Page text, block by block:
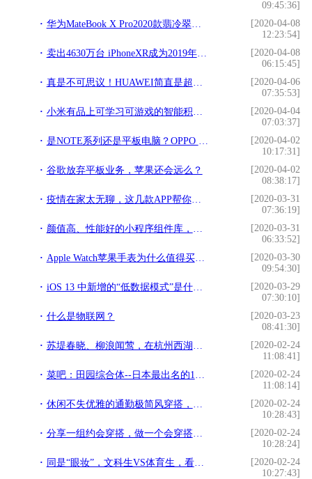
09:45:36]
华为MateBook X Pro2020款翡冷翠色全球首发 惊艳全场
[2020-04-08
12:23:54]
卖出4630万台 iPhoneXR成为2019年最畅销的手机
[2020-04-08
06:15:45]
真是不可思议！HUAWEI简直是超级强大
[2020-04-06
07:35:53]
小米有品上可学习可游戏的智能积木，魔粒小木机器人
[2020-04-04
07:03:37]
是NOTE系列还是平板电脑？OPPO 触控笔专利曝光
[2020-04-02
10:17:31]
谷歌放弃平板业务，苹果还会远么？
[2020-04-02
08:38:17]
疫情在家太无聊，这几款APP帮你度过无聊期
[2020-03-31
07:36:19]
颜值高、性能好的小程序组件库，带给你不一样的视觉体验
[2020-03-31
06:33:52]
Apple Watch苹果手表为什么值得买？除了看时间，还能干啥？
[2020-03-30
09:54:30]
iOS 13 中新增的“低数据模式”是什么？
[2020-03-29
07:30:10]
什么是物联网？
[2020-03-23
08:41:30]
苏堤春晓、柳浪闻莺，在杭州西湖，这才是春天该有的样子
[2020-02-24
11:08:41]
菜吧：田园综合体--日本最出名的10个农场，经验借鉴
[2020-02-24
11:08:14]
休闲不失优雅的通勤极简风穿搭，卸掉繁琐装饰，30-40岁专属
[2020-02-24
10:28:43]
分享一组约会穿搭，做一个会穿搭的女朋友！
[2020-02-24
10:28:24]
同是“眼妆”，文科生VS体育生，看到美术生：孔雀开屏？
[2020-02-24
10:27:43]